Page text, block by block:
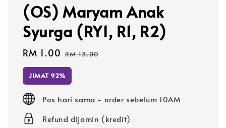
(OS) Maryam Anak
Syurga (RY1, R1, R2)
Sale
price
RM 1.00 Regular
price
RM 13.00
JIMAT 92%
Pos hari sama - order sebelum 10AM
Refund dijamin (kredit)